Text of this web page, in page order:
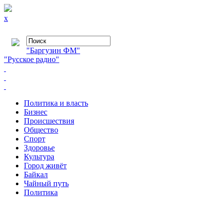
x
"Баргузин ФМ"
"Русское радио"
Политика и власть
Бизнес
Происшествия
Общество
Cпорт
Здоровье
Культура
Город живёт
Байкал
Чайный путь
Политика